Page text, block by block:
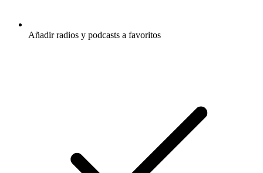
Añadir radios y podcasts a favoritos